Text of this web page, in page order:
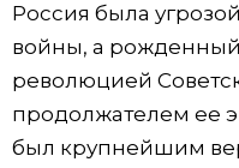
Россия была
войны, а
революцией
продолжателем ее
был крупнейшим